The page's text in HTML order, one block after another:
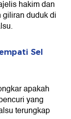
hakim dan
duduk di
Sel
apakah
yang
terungkap